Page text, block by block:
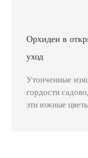
Орхидеи в
уход
Утонченные
гордости
эти южные